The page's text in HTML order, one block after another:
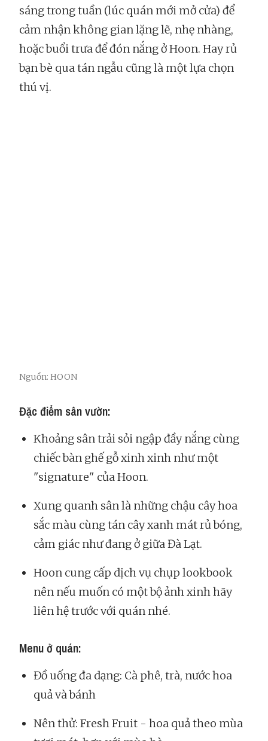
sáng trong tuần (lúc quán mới mở cửa) để
cảm nhận không gian lặng lẽ, nhẹ nhàng,
hoặc buổi trưa để đón nắng ở Hoon. Hay rủ
bạn bè qua tán ngẫu cũng là một lựa chọn
thú vị.
Nguồn: HOON
Đặc điểm sân vườn:
Khoảng sân trải sỏi ngập đầy nắng cùng
chiếc bàn ghế gỗ xinh xinh như một
"signature" của Hoon.
Xung quanh sân là những chậu cây hoa
sắc màu cùng tán cây xanh mát rủ bóng,
cảm giác như đang ở giữa Đà Lạt.
Hoon cung cấp dịch vụ chụp lookbook
nên nếu muốn có một bộ ảnh xinh hãy
liên hệ trước với quán nhé.
Menu ở quán:
Đồ uống đa dạng: Cà phê, trà, nước hoa
quả và bánh
Nên thử: Fresh Fruit - hoa quả theo mùa